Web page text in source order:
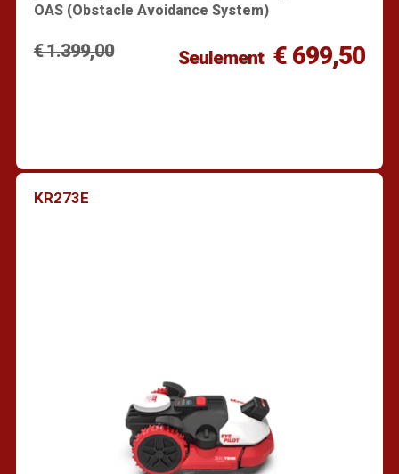
OAS (Obstacle Avoidance System)
€ 1.399,00 Seulement € 699,50
KR273E